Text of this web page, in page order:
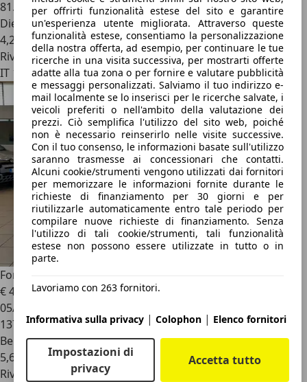
per offrirti funzionalità estese del sito e garantire
un'esperienza utente migliorata. Attraverso queste
funzionalità estese, consentiamo la personalizzazione
della nostra offerta, ad esempio, per continuare le tue
ricerche in una visita successiva, per mostrarti offerte
adatte alla tua zona o per fornire e valutare pubblicità
e messaggi personalizzati. Salviamo il tuo indirizzo e-
mail localmente se lo inserisci per le ricerche salvate, i
veicoli preferiti o nell'ambito della valutazione dei
prezzi. Ciò semplifica l'utilizzo del sito web, poiché
non è necessario reinserirlo nelle visite successive.
Con il tuo consenso, le informazioni basate sull'utilizzo
saranno trasmesse ai concessionari che contatti.
Alcuni cookie/strumenti vengono utilizzati dai fornitori
per memorizzare le informazioni fornite durante le
richieste di finanziamento per 30 giorni e per
riutilizzarle automaticamente entro tale periodo per
compilare nuove richieste di finanziamento. Senza
l'utilizzo di tali cookie/strumenti, tali funzionalità
estese non possono essere utilizzate in tutto o in
parte.
Lavoriamo con 263 fornitori.
Informativa sulla privacy | Colophon | Elenco fornitori
Impostazioni di
privacy
Accetta tutto
81.350 km
Diesel
4,2 l/100 km (comb.)
Rivenditore
IT 10146
Ford Fiesta
€ 4.900
05/2011
137.300 km
Benzina
5,6 l/100 km (comb.)
Rivenditore